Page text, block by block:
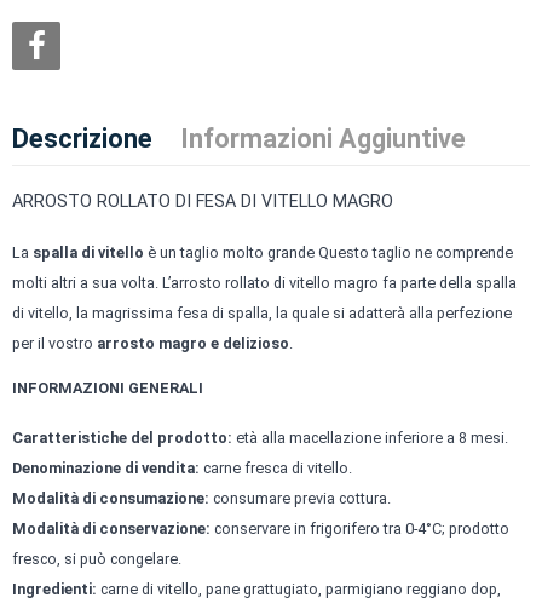
Descrizione Informazioni Aggiuntive
ARROSTO ROLLATO DI FESA DI VITELLO MAGRO
La spalla di vitello è un taglio molto grande Questo taglio ne comprende
molti altri a sua volta. L’arrosto rollato di vitello magro fa parte della spalla
di vitello, la magrissima fesa di spalla, la quale si adatterà alla perfezione
per il vostro arrosto magro e delizioso.
INFORMAZIONI GENERALI
Caratteristiche del prodotto: età alla macellazione inferiore a 8 mesi.
Denominazione di vendita: carne fresca di vitello.
Modalità di consumazione: consumare previa cottura.
Modalità di conservazione: conservare in frigorifero tra 0-4°C; prodotto
fresco, si può congelare.
Ingredienti: carne di vitello, pane grattugiato, parmigiano reggiano dop,